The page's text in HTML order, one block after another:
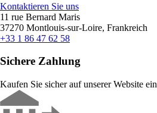
Kontaktieren Sie uns
11 rue Bernard Maris
37270 Montlouis-sur-Loire, Frankreich
+33 1 86 47 62 58
Sichere Zahlung
Kaufen Sie sicher auf unserer Website ein